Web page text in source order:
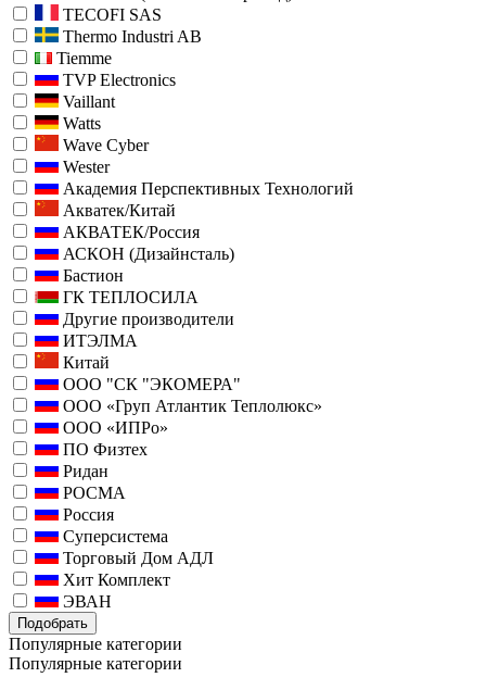
TECOFI SAS
Thermo Industri AB
Tiemme
TVP Electronics
Vaillant
Watts
Wave Cyber
Wester
Академия Перспективных Технологий
Акватек/Китай
АКВАТЕК/Россия
АСКОН (Дизайнсталь)
Бастион
ГК ТЕПЛОСИЛА
Другие производители
ИТЭЛМА
Китай
ООО "СК "ЭКОМЕРА"
ООО «Груп Атлантик Теплолюкс»
ООО «ИПРо»
ПО Физтех
Ридан
РОСМА
Россия
Суперсистема
Торговый Дом АДЛ
Хит Комплект
ЭВАН
Подобрать
Популярные категории
Популярные категории